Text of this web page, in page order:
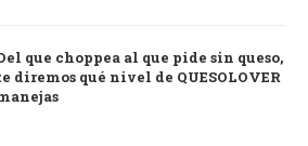
que choppea al que pide sin queso,
diremos qué nivel de QUESOLOVER